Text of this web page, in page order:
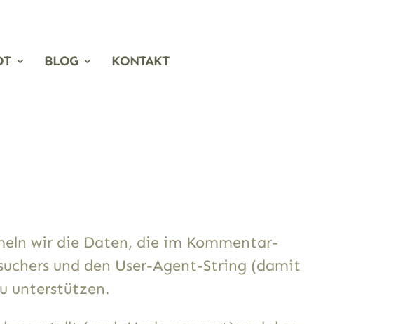
BLOG KONTAKT
wir die Daten, die im Kommentar-
und den User-Agent-String (damit
unterstützen.